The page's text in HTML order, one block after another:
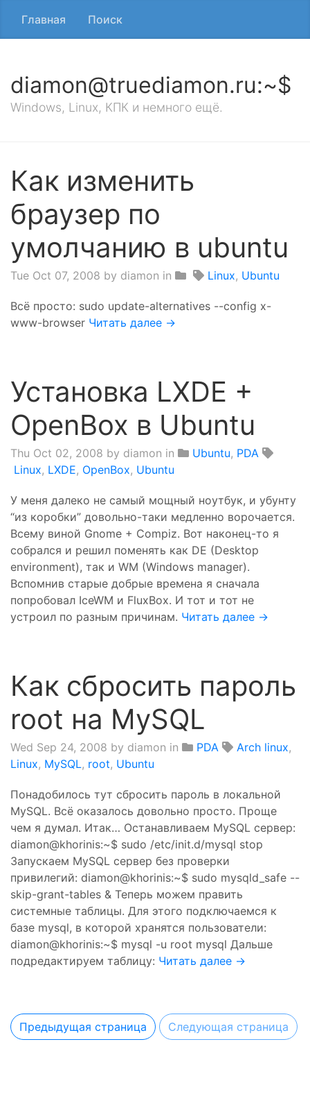
Главная Поиск
diamon@truediamon.ru:~$
Windows, Linux, КПК и немного ещё.
Как изменить
браузер по
умолчанию в ubuntu
Tue Oct 07, 2008 by diamon in Linux, Ubuntu
Всё просто: sudo update-alternatives --config x-
www-browser Читать далее →
Установка LXDE +
OpenBox в Ubuntu
Thu Oct 02, 2008 by diamon in Ubuntu, PDA
Linux, LXDE, OpenBox, Ubuntu
У меня далеко не самый мощный ноутбук, и убунту
“из коробки” довольно-таки медленно ворочается.
Всему виной Gnome + Compiz. Вот наконец-то я
собрался и решил поменять как DE (Desktop
environment), так и WM (Windows manager).
Вспомнив старые добрые времена я сначала
попробовал IceWM и FluxBox. И тот и тот не
устроил по разным причинам. Читать далее →
Как сбросить пароль
root на MySQL
Wed Sep 24, 2008 by diamon in PDA Arch linux,
Linux, MySQL, root, Ubuntu
Понадобилось тут сбросить пароль в локальной
MySQL. Всё оказалось довольно просто. Проще
чем я думал. Итак… Останавливаем MySQL сервер:
diamon@khorinis:~$ sudo /etc/init.d/mysql stop
Запускаем MySQL сервер без проверки
привилегий: diamon@khorinis:~$ sudo mysqld_safe --
skip-grant-tables & Теперь можем править
системные таблицы. Для этого подключаемся к
базе mysql, в которой хранятся пользователи:
diamon@khorinis:~$ mysql -u root mysql Дальше
подредактируем таблицу: Читать далее →
Предыдущая страница Следующая страница